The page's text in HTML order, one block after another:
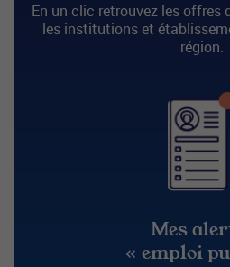
En un clic retrouvez les offres
les institutions et
région.
Mes
« emploi